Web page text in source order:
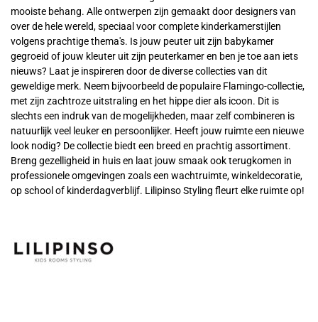
mooiste behang. Alle ontwerpen zijn gemaakt door designers van
over de hele wereld, speciaal voor complete kinderkamerstijlen
volgens prachtige thema's. Is jouw peuter uit zijn babykamer
gegroeid of jouw kleuter uit zijn peuterkamer en ben je toe aan iets
nieuws? Laat je inspireren door de diverse collecties van dit
geweldige merk. Neem bijvoorbeeld de populaire Flamingo-collectie,
met zijn zachtroze uitstraling en het hippe dier als icoon. Dit is
slechts een indruk van de mogelijkheden, maar zelf combineren is
natuurlijk veel leuker en persoonlijker. Heeft jouw ruimte een nieuwe
look nodig? De collectie biedt een breed en prachtig assortiment.
Breng gezelligheid in huis en laat jouw smaak ook terugkomen in
professionele omgevingen zoals een wachtruimte, winkeldecoratie,
op school of kinderdagverblijf. Lilipinso Styling fleurt elke ruimte op!